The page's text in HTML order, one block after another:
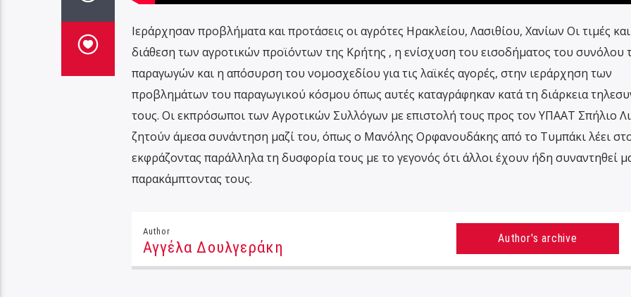
Ιεράρχησαν προβλήματα και προτάσεις οι αγρότες Ηρακλείου, Λασιθίου, Χανίων Οι τιμές
διάθεση των αγροτικών προϊόντων της Κρήτης , η ενίσχυση του εισοδήματος του συνόλου
παραγωγών και η απόσυρση του νομοσχεδίου για τις λαϊκές αγορές, στην ιεράρχηση των
προβλημάτων του παραγωγικού κόσμου όπως αυτές καταγράφηκαν κατά τη διάρκεια
τους. Οι εκπρόσωποι των Αγροτικών Συλλόγων με επιστολή τους προς τον ΥΠΑΑΤ Σπήλιο
ζητούν άμεσα συνάντηση μαζί του, όπως ο Μανόλης Ορφανουδάκης από το Τυμπάκι λέει
εκφράζοντας παράλληλα τη δυσφορία τους με το γεγονός ότι άλλοι έχουν ήδη συναντηθεί
παρακάμπτοντας τους.
Author
Αγγέλα Δουλγεράκη Author's archive